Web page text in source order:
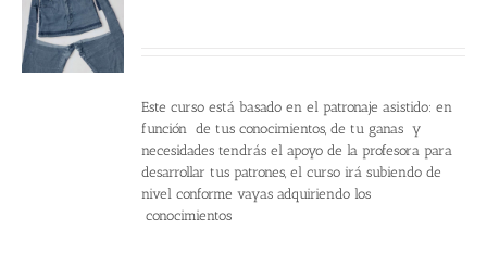
Este curso está basado en el patronaje asistido: en
función de tus conocimientos, de tu ganas y
necesidades tendrás el apoyo de la profesora para
desarrollar tus patrones, el curso irá subiendo de
nivel conforme vayas adquiriendo los
conocimientos